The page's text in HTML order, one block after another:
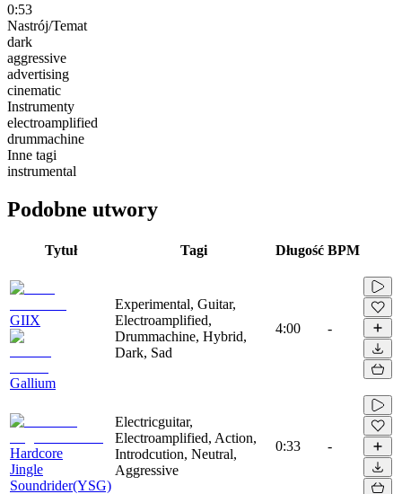
0:53
Nastrój/Temat
dark
aggressive
advertising
cinematic
Instrumenty
electroamplified
drummachine
Inne tagi
instrumental
Podobne utwory
Tytuł Tagi Długość BPM
GIIX
Gallium
Experimental, Guitar,
Electroamplified,
Drummachine, Hybrid,
Dark, Sad
4:00 -
Hardcore
Jingle
Soundrider(YSG)
Electricguitar,
Electroamplified, Action,
Introdcution, Neutral,
Aggressive
0:33 -